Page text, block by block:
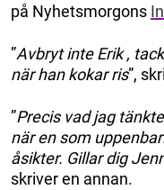
på Nyhetsmorgons
”Avbryt inte Erik ,
när han kokar ris”,
”Precis vad jag
när en som
åsikter. Gillar dig
skriver en annan.